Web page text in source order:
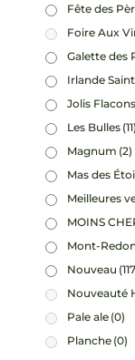
Fête des
Foire Aux
Galette des
Irlande
Jolis
Les Bulles (11)
Magnum (2)
Mas des
Meilleures
MOINS
Mont-
Nouveau
Nouveauté
Pale ale (0)
Planche (0)